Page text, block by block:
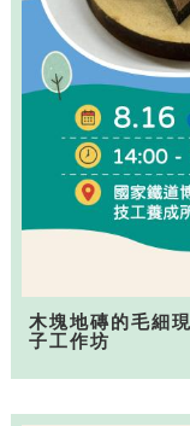
木塊地磚的毛細
子工作坊